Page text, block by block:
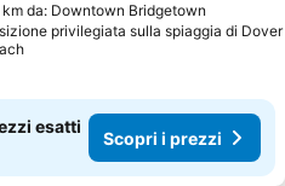
km da: Downtown Bridgetown
privilegiata sulla spiaggia di Dover
esatti
Scopri i prezzi